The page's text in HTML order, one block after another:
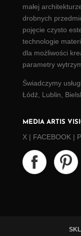
małej
drobnych
pojęcie czysto
technologie
dla możliwości
parametry
Świadczymy
Łódź, Lublin,
MEDIA ARTIS
X| FACEBOOK |